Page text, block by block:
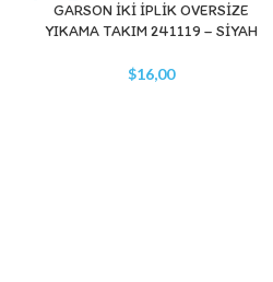
GARSON İKİ İPLİK OVERSİZE
YIKAMA TAKIM 241119 – SİYAH
$16,00